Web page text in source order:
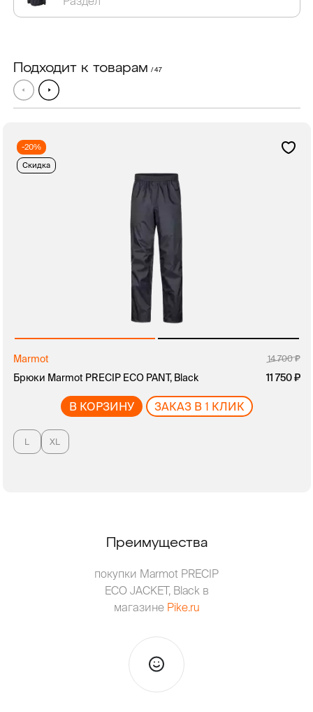
Подходит к товарам / 47
-20%
Скидка
Marmot 14 700
Брюки Marmot PRECIP ECO PANT, Black 11 750
В КОРЗИНУ ЗАКАЗ В 1 КЛИК
L XL
Преимущества
покупки Marmot PRECIP
ECO JACKET, Black в
магазине Pike.ru